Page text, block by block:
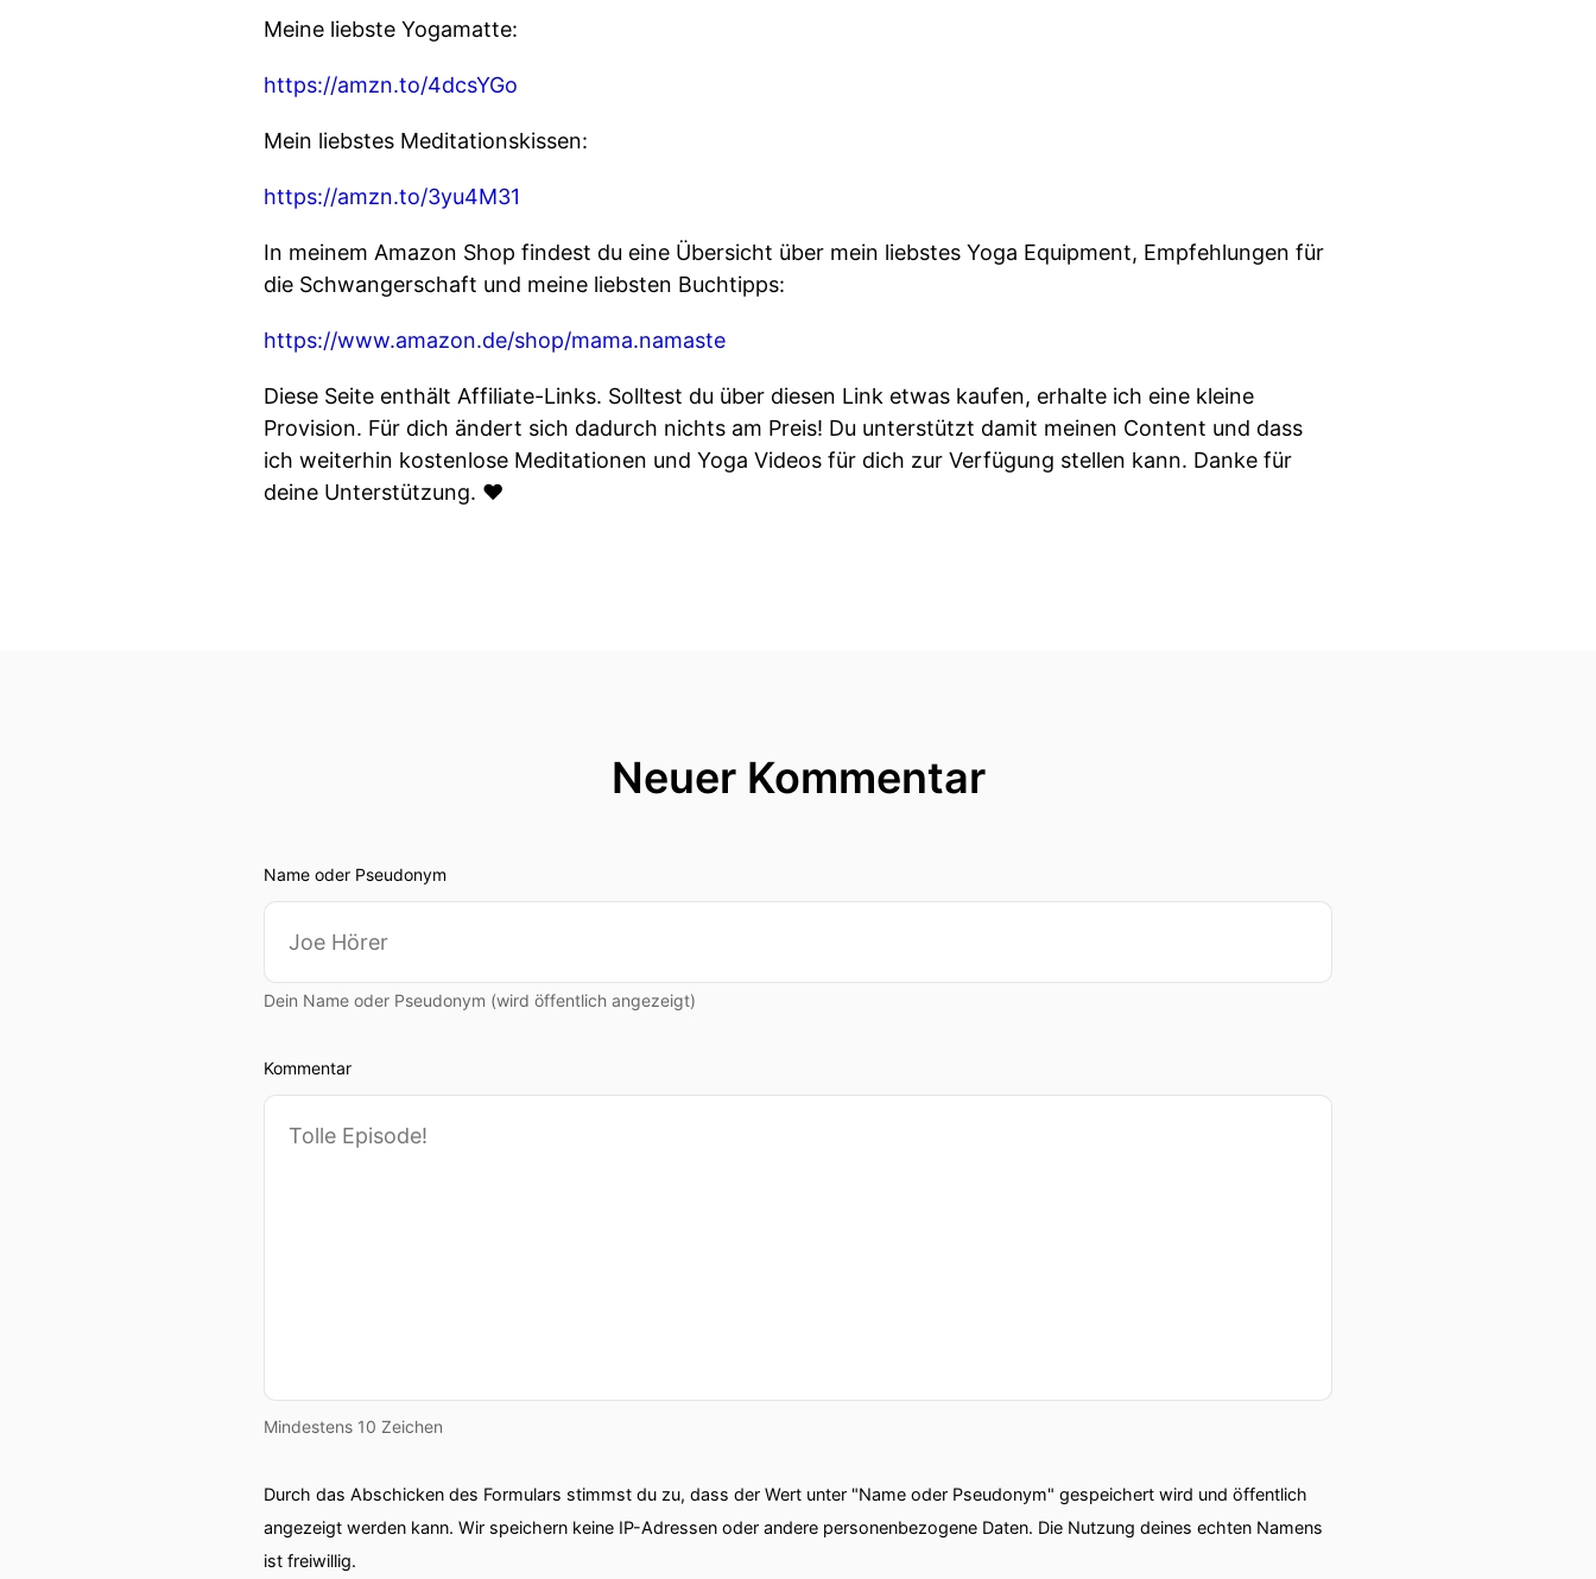
Meine liebste Yogamatte:
https://amzn.to/4dcsYGo
Mein liebstes Meditationskissen:
https://amzn.to/3yu4M31
In meinem Amazon Shop findest du eine Übersicht über mein liebstes Yoga Equipment, Empfehlungen für
die Schwangerschaft und meine liebsten Buchtipps:
https://www.amazon.de/shop/mama.namaste
Diese Seite enthält Affiliate-Links. Solltest du über diesen Link etwas kaufen, erhalte ich eine kleine
Provision. Für dich ändert sich dadurch nichts am Preis! Du unterstützt damit meinen Content und dass
ich weiterhin kostenlose Meditationen und Yoga Videos für dich zur Verfügung stellen kann. Danke für
deine Unterstützung. ♥
Neuer Kommentar
Name oder Pseudonym
Dein Name oder Pseudonym (wird öffentlich angezeigt)
Kommentar
Mindestens 10 Zeichen
Durch das Abschicken des Formulars stimmst du zu, dass der Wert unter "Name oder Pseudonym" gespeichert wird und öffentlich
angezeigt werden kann. Wir speichern keine IP-Adressen oder andere personenbezogene Daten. Die Nutzung deines echten Namens
ist freiwillig.